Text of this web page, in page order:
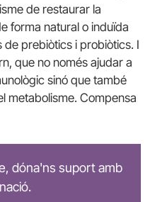
de restaurar la
forma natural o induïda
de prebiòtics i probiòtics. I
que no només ajudar a
sinó que també
metabolisme. Compensa
dóna'ns suport amb